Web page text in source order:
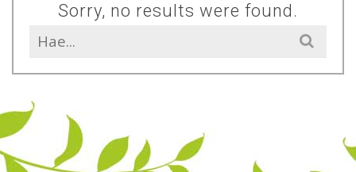
Sorry, no results were found.
Search
for: